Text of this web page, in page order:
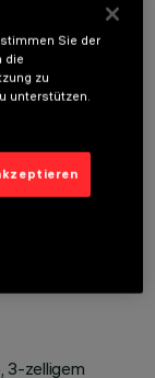
3-zelligem
Sie der
die
zu
unterstützen.